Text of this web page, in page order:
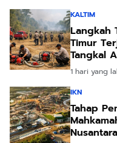
KALTIM
Langkah
Timur
Tangkal
Akibat
1 hari yang
IKN
Tahap